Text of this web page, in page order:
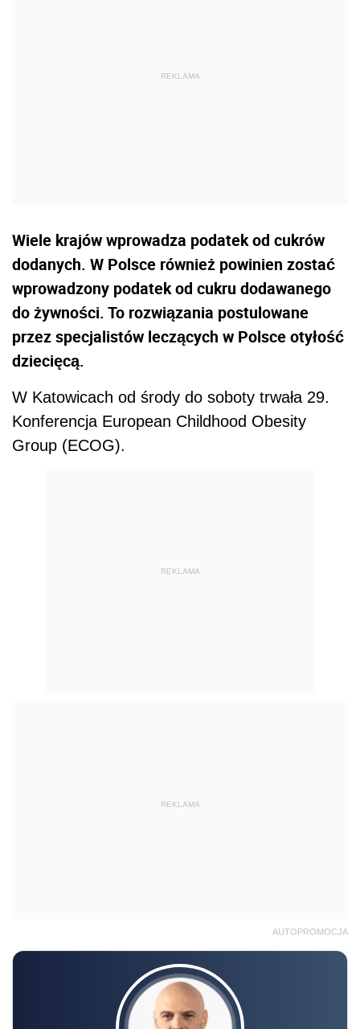
Wiele krajów wprowadza podatek od cukrów
dodanych. W Polsce również powinien zostać
wprowadzony podatek od cukru dodawanego
do żywności. To rozwiązania postulowane
przez specjalistów leczących w Polsce otyłość
dziecięcą.
W Katowicach od środy do soboty trwała 29.
Konferencja European Childhood Obesity
Group (ECOG).
REKLAMA
REKLAMA
AUTOPROMOCJA